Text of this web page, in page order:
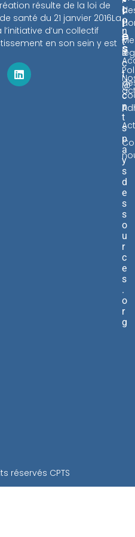
résulte de la loi de
santé du 21 janvier 2016La
d’un collectif
en son sein y est
I
L
E
S
c
o
n
t
a
c
t
@
c
p
t
s
p
a
y
s
d
e
s
s
o
u
r
c
e
s
.
o
r
g
réservés CPTS